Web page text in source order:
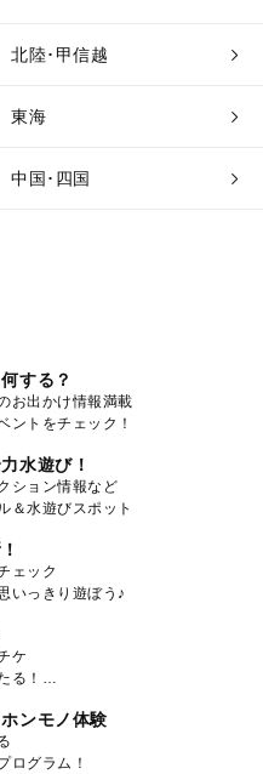
北陸･甲信越
東海
中国･四国
する？
お出かけ情報満載
ントをチェック！
水遊び！
ション情報など
＆水遊びスポット
ェック
いっきり遊ぼう♪
ケ
る！
ンモノ体験
ログラム！